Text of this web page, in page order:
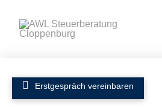
Erstgespräch vereinbaren